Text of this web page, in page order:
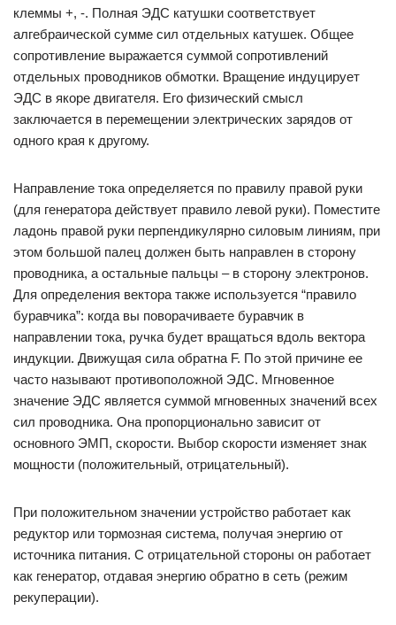
клеммы +, -. Полная ЭДС катушки соответствует
алгебраической сумме сил отдельных катушек. Общее
сопротивление выражается суммой сопротивлений
отдельных проводников обмотки. Вращение индуцирует
ЭДС в якоре двигателя. Его физический смысл
заключается в перемещении электрических зарядов от
одного края к другому.
Направление тока определяется по правилу правой руки
(для генератора действует правило левой руки). Поместите
ладонь правой руки перпендикулярно силовым линиям, при
этом большой палец должен быть направлен в сторону
проводника, а остальные пальцы – в сторону электронов.
Для определения вектора также используется “правило
буравчика”: когда вы поворачиваете буравчик в
направлении тока, ручка будет вращаться вдоль вектора
индукции. Движущая сила обратна F. По этой причине ее
часто называют противоположной ЭДС. Мгновенное
значение ЭДС является суммой мгновенных значений всех
сил проводника. Она пропорционально зависит от
основного ЭМП, скорости. Выбор скорости изменяет знак
мощности (положительный, отрицательный).
При положительном значении устройство работает как
редуктор или тормозная система, получая энергию от
источника питания. С отрицательной стороны он работает
как генератор, отдавая энергию обратно в сеть (режим
рекуперации).